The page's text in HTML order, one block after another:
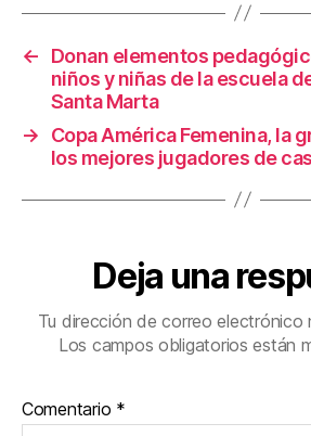
o
k
←
Donan elementos
niños y niñas de la escuela
Santa Marta
→
Copa América Femenina, la
los mejores jugadores de
Deja una
Tu dirección de correo electrónico
Los campos obligatorios están
Comentario *